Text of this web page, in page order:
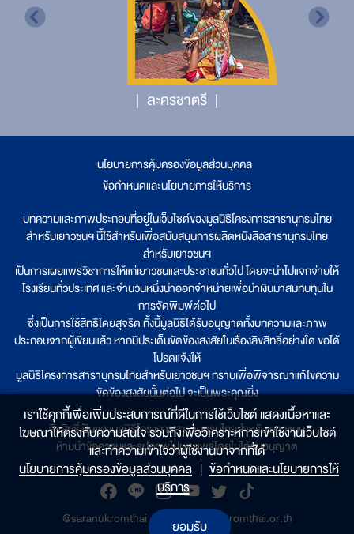
ละครชาตรี
นโยบายการคุ้มครองข้อมูลส่วนบุคคล
ข้อกำหนดและนโยบายการให้บริการ
บทความและภาพประกอบที่อยู่ในเว็บไซต์ของมูลนิธิโครงการสารานุกรมไทย
สำหรับเยาวชนฯ นี้ใช้สำหรับเพื่อสนับสนุนการผลิตหนังสือสารานุกรมไทย
สำหรับเยาวชนฯ
เป็นการเผยแพร่วิชาการให้แก่เยาวชนและประชาชนทั่วไป โดยจะนำไปแจกจ่ายให้
โรงเรียนทั่วประเทศ และจำนวนหนึ่งนำออกจำหน่ายเพื่อนำเงินมาสมทบทุนใน
การจัดพิมพ์ต่อไป
ซึ่งเป็นการใช้สิทธิโดยสุจริต ทั้งนี้มูลนิธิได้รับอนุญาตทั้งบทความและภาพ
ประกอบจากผู้เขียนแล้ว หากมีประเด็นขัดข้องสงสัยในเรื่องลิขสิทธิ์อย่างใด ขอได้
โปรดแจ้งให้
มูลนิธิโครงการสารานุกรมไทยสำหรับเยาวชนฯ ทราบเพื่อพิจารณาแก้ไขความ
ขัดข้องสงสัยนั้นต่อไป จะเป็นพระคุณยิ่ง
ลิขสิทธิ์เป็นของมูลนิธิโครงการสารานุกรมไทยสำหรับเยาวชนฯ
ห้ามนำข้อความและรูปภาพไปเผยแพร่โดยไม่ได้รับอนุญาต
@saranukromthai | www.saranukromthai.or.th
เราใช้คุกกี้เพื่อเพิ่มประสบการณ์ที่ดีในการใช้เว็บไซต์ แสดงเนื้อหาและ
โฆษณาให้ตรงกับความสนใจ รวมถึงเพื่อวิเคราะห์การเข้าใช้งานเว็บไซต์
และทำความเข้าใจว่าผู้ใช้งานมาจากที่ใด๋
นโยบายการคุ้มครองข้อมูลส่วนบุคคล | ข้อกำหนดและนโยบายการให้
บริการ
ยอมรับ